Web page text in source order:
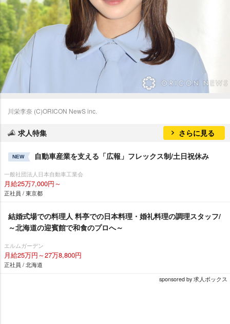
川栄李奈 (C)ORICON NewS inc.
求人特集 さらに見る
NEW 自動車産業を支える「広報」フレックス制/土日祝休み
一般社団法人日本自動車工業会
月給25万7,000円～
正社員 / 東京都
結婚式場での料理人 料亭での日本料理・婚礼料理の調理スタッフ/
～北海道の迎賓館で和食のプロへ～
エルムガーデン
月給25万円～27万8,800円
正社員 / 北海道
sponsored by 求人ボックス